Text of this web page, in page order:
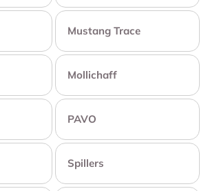
Mustang Trace
Mollichaff
PAVO
Spillers